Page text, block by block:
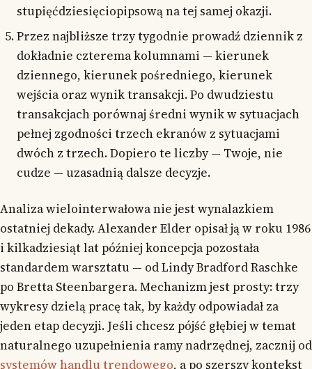
stupięćdziesięciopipsową na tej samej okazji.
Przez najbliższe trzy tygodnie prowadź dziennik z
dokładnie czterema kolumnami — kierunek
dziennego, kierunek pośredniego, kierunek
wejścia oraz wynik transakcji. Po dwudziestu
transakcjach porównaj średni wynik w sytuacjach
pełnej zgodności trzech ekranów z sytuacjami
dwóch z trzech. Dopiero te liczby — Twoje, nie
cudze — uzasadnią dalsze decyzje.
Analiza wielointerwałowa nie jest wynalazkiem
ostatniej dekady. Alexander Elder opisał ją w roku 1986
i kilkadziesiąt lat później koncepcja pozostała
standardem warsztatu — od Lindy Bradford Raschke
po Bretta Steenbargera. Mechanizm jest prosty: trzy
wykresy dzielą pracę tak, by każdy odpowiadał za
jeden etap decyzji. Jeśli chcesz pójść głębiej w temat
naturalnego uzupełnienia ramy nadrzędnej, zacznij od
systemów handlu trendowego, a po szerszy kontekst